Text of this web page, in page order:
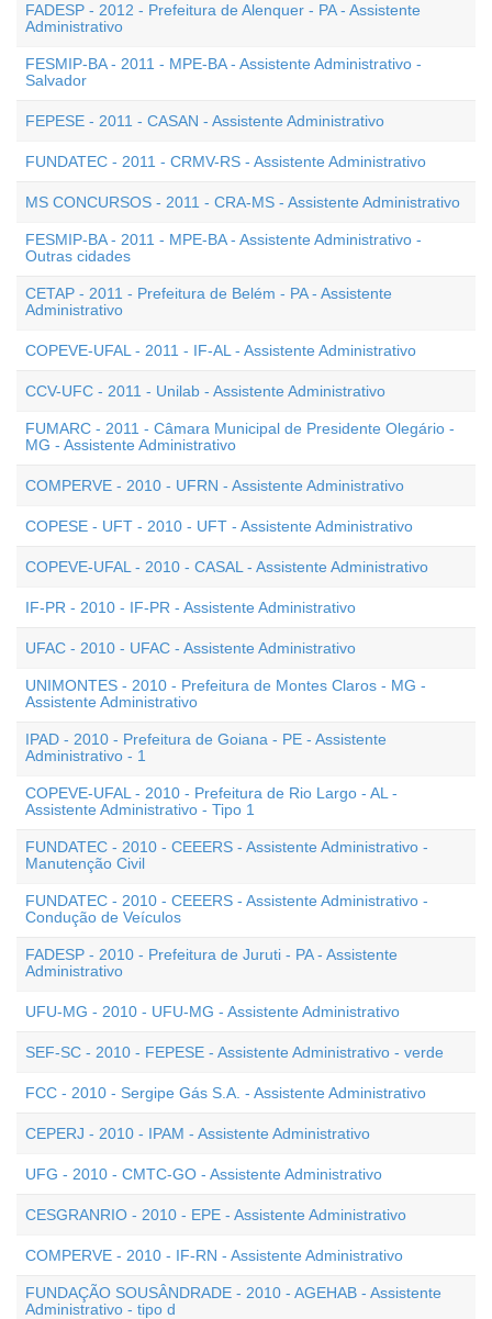
FADESP - 2012 - Prefeitura de Alenquer - PA - Assistente
Administrativo
FESMIP-BA - 2011 - MPE-BA - Assistente Administrativo -
Salvador
FEPESE - 2011 - CASAN - Assistente Administrativo
FUNDATEC - 2011 - CRMV-RS - Assistente Administrativo
MS CONCURSOS - 2011 - CRA-MS - Assistente Administrativo
FESMIP-BA - 2011 - MPE-BA - Assistente Administrativo -
Outras cidades
CETAP - 2011 - Prefeitura de Belém - PA - Assistente
Administrativo
COPEVE-UFAL - 2011 - IF-AL - Assistente Administrativo
CCV-UFC - 2011 - Unilab - Assistente Administrativo
FUMARC - 2011 - Câmara Municipal de Presidente Olegário -
MG - Assistente Administrativo
COMPERVE - 2010 - UFRN - Assistente Administrativo
COPESE - UFT - 2010 - UFT - Assistente Administrativo
COPEVE-UFAL - 2010 - CASAL - Assistente Administrativo
IF-PR - 2010 - IF-PR - Assistente Administrativo
UFAC - 2010 - UFAC - Assistente Administrativo
UNIMONTES - 2010 - Prefeitura de Montes Claros - MG -
Assistente Administrativo
IPAD - 2010 - Prefeitura de Goiana - PE - Assistente
Administrativo - 1
COPEVE-UFAL - 2010 - Prefeitura de Rio Largo - AL -
Assistente Administrativo - Tipo 1
FUNDATEC - 2010 - CEEERS - Assistente Administrativo -
Manutenção Civil
FUNDATEC - 2010 - CEEERS - Assistente Administrativo -
Condução de Veículos
FADESP - 2010 - Prefeitura de Juruti - PA - Assistente
Administrativo
UFU-MG - 2010 - UFU-MG - Assistente Administrativo
SEF-SC - 2010 - FEPESE - Assistente Administrativo - verde
FCC - 2010 - Sergipe Gás S.A. - Assistente Administrativo
CEPERJ - 2010 - IPAM - Assistente Administrativo
UFG - 2010 - CMTC-GO - Assistente Administrativo
CESGRANRIO - 2010 - EPE - Assistente Administrativo
COMPERVE - 2010 - IF-RN - Assistente Administrativo
FUNDAÇÃO SOUSÂNDRADE - 2010 - AGEHAB - Assistente
Administrativo - tipo d